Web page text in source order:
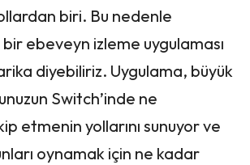
biri. Bu nedenle
ebeveyn izleme uygulaması
diyebiliriz. Uygulama, büyük
Switch’inde ne
etmenin yollarını sunuyor ve
oynamak için ne kadar